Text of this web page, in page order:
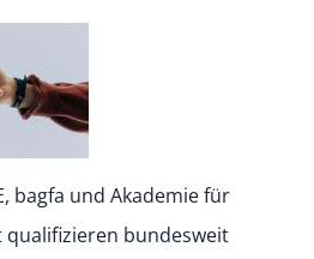
bagfa und Akademie für
qualifizieren bundesweit